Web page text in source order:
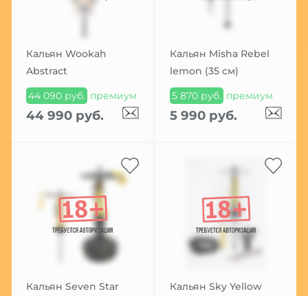
Кальян Wookah
Abstract
44 090 руб. премиум
44 990 руб.
Кальян Misha Rebel
lemon (35 см)
5 870 руб. премиум
5 990 руб.
Кальян Seven Star
Кальян Sky Yellow